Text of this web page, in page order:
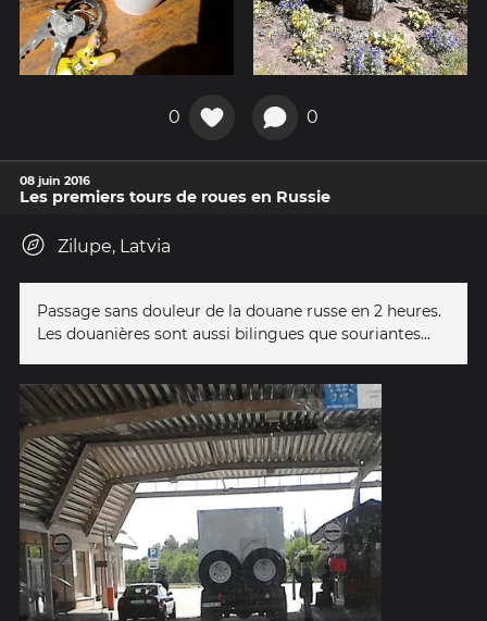
0 0
08 juin 2016
Les premiers tours de roues en Russie
Zilupe, Latvia
Passage sans douleur de la douane russe en 2 heures.
Les douanières sont aussi bilingues que souriantes...